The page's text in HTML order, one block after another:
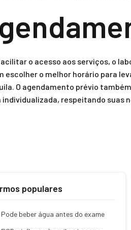
o acesso aos serviços, o
escolher o melhor horário para
O agendamento prévio
individualizada, respeitando suas
populares
Pode beber água antes do exame